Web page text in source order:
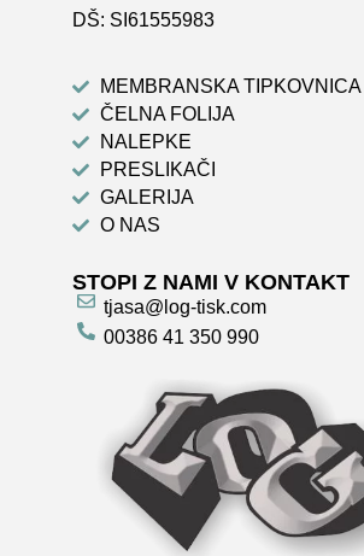
DŠ: SI61555983
MEMBRANSKA TIPKOVNICA
ČELNA FOLIJA
NALEPKE
PRESLIKAČI
GALERIJA
O NAS
STOPI Z NAMI V KONTAKT
tjasa@log-tisk.com
00386 41 350 990